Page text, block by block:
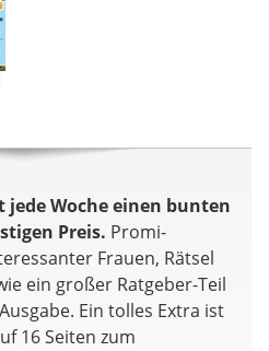
jede Woche einen bunten
Preis. Promi-
Frauen, Rätsel
ein großer Ratgeber-Teil
Ein tolles Extra ist
16 Seiten zum